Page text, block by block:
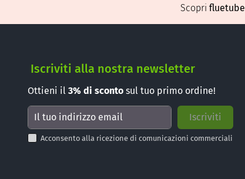
Scopri fluetube
Iscriviti alla nostra newsletter
Ottieni il 3% di sconto sul tuo primo ordine!
Acconsento alla ricezione di comunicazioni commerciali